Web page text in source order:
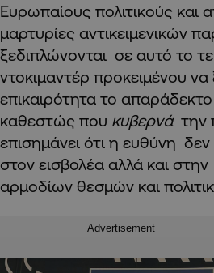
Ευρωπαίους πολιτικούς και
μαρτυρίες αντικειμενικών
ξεδιπλώνονται σε αυτό το
ντοκιμαντέρ προκειμένου
επικαιρότητα το απαράδεκτο
καθεστώς που κυβερνά την
επισημάνει ότι η ευθύνη
στον εισβολέα αλλά και
αρμοδίων θεσμών και
Advertisement